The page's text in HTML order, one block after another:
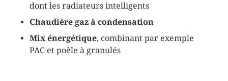
dont les radiateurs intelligents
Chaudière gaz à condensation
Mix énergétique, combinant par exemple
PAC et poêle à granulés